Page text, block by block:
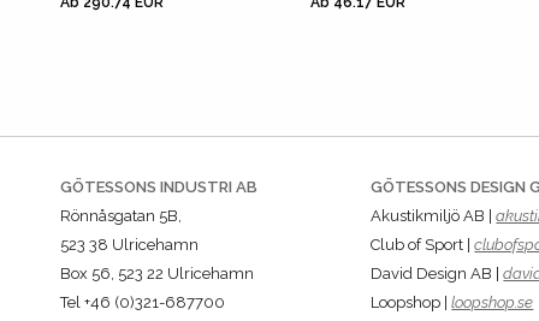
GÖTESSONS INDUSTRI AB
Rönnåsgatan 5B,
523 38 Ulricehamn
Box 56, 523 22 Ulricehamn
Tel +46 (0)321-687700
GÖTESSONS DESIGN
Akustikmiljö AB |
Club of Sport |
David Design AB |
Loopshop |loopshop.se